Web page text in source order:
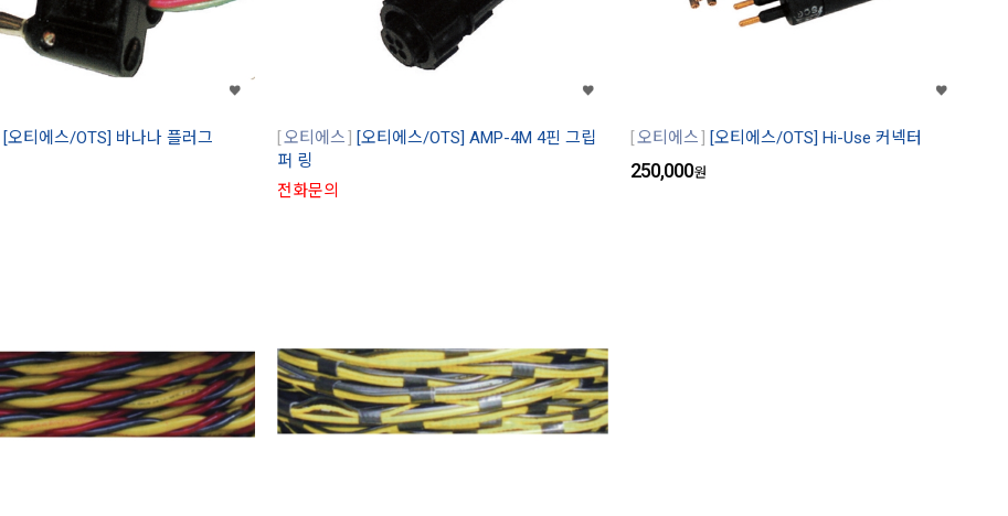
[오티에스/OTS] 바나나 플러그
오티에스
[오티에스/OTS] AMP-4M 4핀 그립
퍼 링
전화문의
오티에스 [오티에스/OTS] Hi-Use 커넥터
250,000원